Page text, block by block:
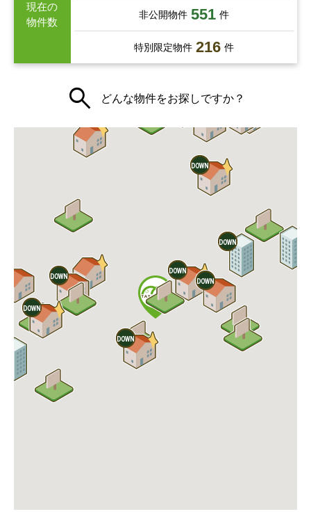
現在の
物件数
非公開物件 551 件
特別限定物件 216 件
どんな物件をお探しですか？